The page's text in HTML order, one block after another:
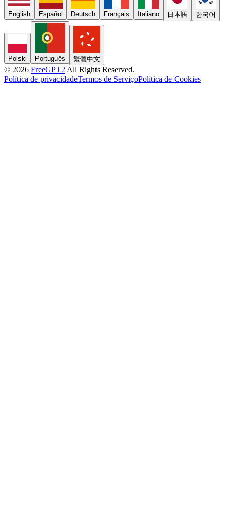
English Español Deutsch Français Italiano 日本語 한국어
Polski Português 繁體中文
© 2026 FreeGPT2 All Rights Reserved.
Política de privacidadeTermos de ServiçoPolítica de Cookies